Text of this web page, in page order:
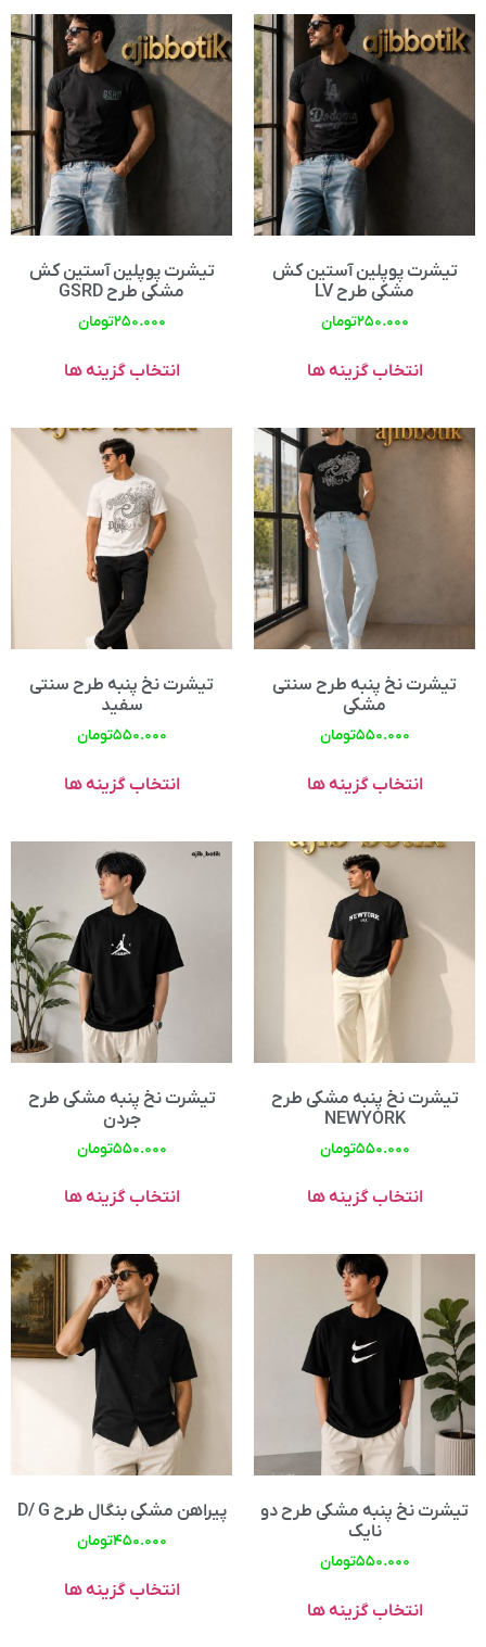
تیشرت پوپلین آستین کش
مشکی طرح LV
۲۵۰.۰۰۰تومان
انتخاب گزینه ها
تیشرت پوپلین آستین کش
مشکی طرح GSRD
۲۵۰.۰۰۰تومان
انتخاب گزینه ها
تیشرت نخ پنبه طرح سنتی
مشکی
۵۵۰.۰۰۰تومان
انتخاب گزینه ها
تیشرت نخ پنبه طرح سنتی
سفید
۵۵۰.۰۰۰تومان
انتخاب گزینه ها
تیشرت نخ پنبه مشکی طرح
NEWYORK
۵۵۰.۰۰۰تومان
انتخاب گزینه ها
تیشرت نخ پنبه مشکی طرح
جردن
۵۵۰.۰۰۰تومان
انتخاب گزینه ها
تیشرت نخ پنبه مشکی طرح دو
نایک
۵۵۰.۰۰۰تومان
انتخاب گزینه ها
پیراهن مشکی بنگال طرح D/ G
۴۵۰.۰۰۰تومان
انتخاب گزینه ها